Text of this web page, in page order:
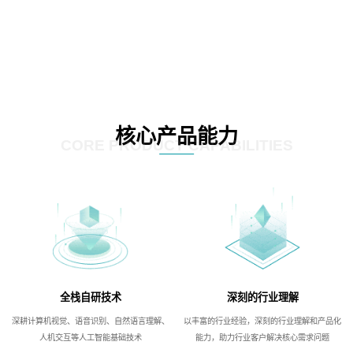
核心产品能力
CORE PRODUCT CAPABILITIES
全栈自研技术
深耕计算机视觉、语音识别、自然语言理解、
人机交互等人工智能基础技术
深刻的行业理解
以丰富的行业经验，深刻的行业理解和产品化
能力，助力行业客户解决核心需求问题